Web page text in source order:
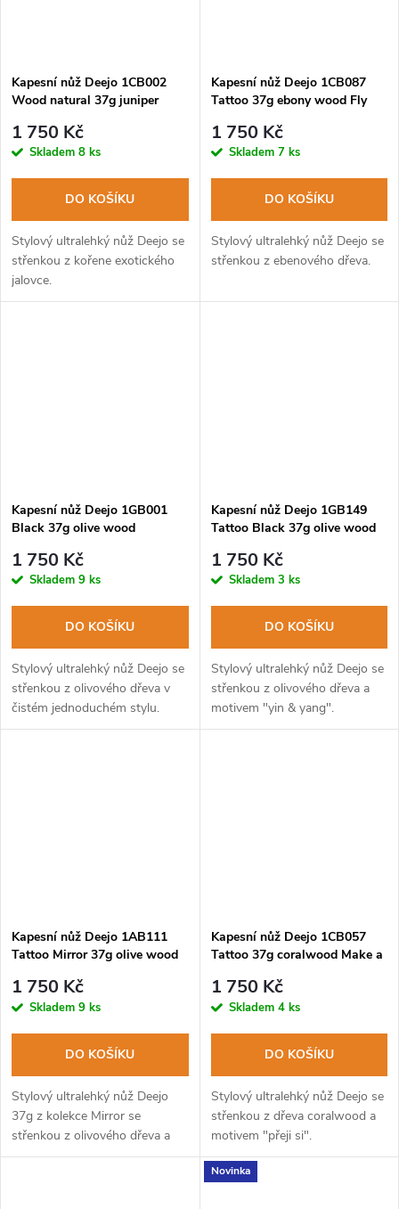
Kapesní nůž Deejo 1CB002
Wood natural 37g juniper
1 750 Kč
Skladem 8 ks
DO KOŠÍKU
Stylový ultralehký nůž Deejo se
střenkou z kořene exotického
jalovce.
Kapesní nůž Deejo 1CB087
Tattoo 37g ebony wood Fly
1 750 Kč
Skladem 7 ks
DO KOŠÍKU
Stylový ultralehký nůž Deejo se
střenkou z ebenového dřeva.
Kapesní nůž Deejo 1GB001
Black 37g olive wood
1 750 Kč
Skladem 9 ks
DO KOŠÍKU
Stylový ultralehký nůž Deejo se
střenkou z olivového dřeva v
čistém jednoduchém stylu.
Kapesní nůž Deejo 1GB149
Tattoo Black 37g olive wood
1 750 Kč
Skladem 3 ks
DO KOŠÍKU
Stylový ultralehký nůž Deejo se
střenkou z olivového dřeva a
motivem "yin & yang".
Kapesní nůž Deejo 1AB111
Tattoo Mirror 37g olive wood
1 750 Kč
Skladem 9 ks
DO KOŠÍKU
Stylový ultralehký nůž Deejo
37g z kolekce Mirror se
střenkou z olivového dřeva a
čepelí s vysokým leskem a
Kapesní nůž Deejo 1CB057
Tattoo 37g coralwood Make a
1 750 Kč
Skladem 4 ks
DO KOŠÍKU
Stylový ultralehký nůž Deejo se
střenkou z dřeva coralwood a
motivem "přeji si".
Novinka